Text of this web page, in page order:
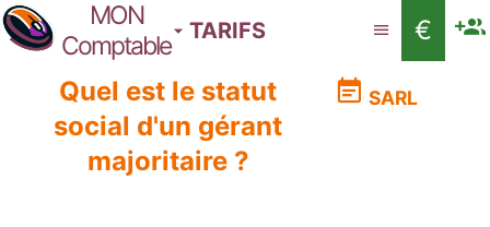
MON
Comptable
TARIFS
€
Quel est le statut
social d'un gérant
majoritaire ?
SARL